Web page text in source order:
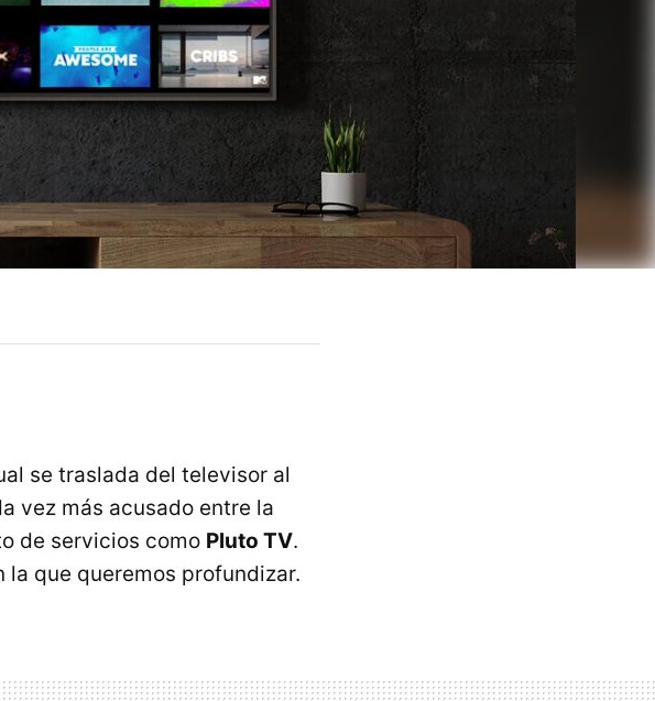
se traslada del televisor al
vez más acusado entre la
de servicios como Pluto TV.
que queremos profundizar.